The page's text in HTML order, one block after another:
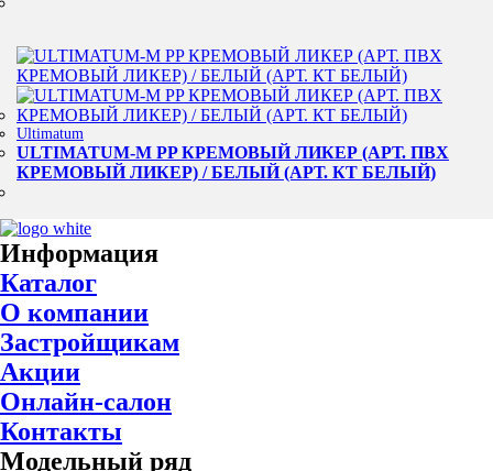
Ultimatum
ULTIMATUM-M PP КРЕМОВЫЙ ЛИКЕР (АРТ. ПВХ
КРЕМОВЫЙ ЛИКЕР) / БЕЛЫЙ (АРТ. КТ БЕЛЫЙ)
Информация
Каталог
О компании
Застройщикам
Акции
Онлайн-салон
Контакты
Модельный ряд